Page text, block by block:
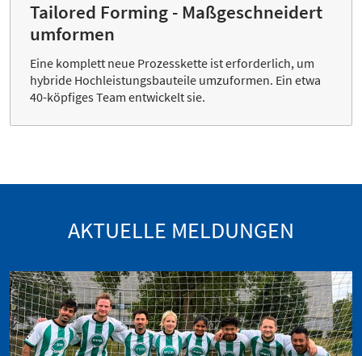
Tailored Forming - Maßgeschneidert
umformen
Eine komplett neue Prozesskette ist erforderlich, um
hybride Hochleistungsbauteile umzuformen. Ein etwa
40-köpfiges Team entwickelt sie.
AKTUELLE MELDUNGEN